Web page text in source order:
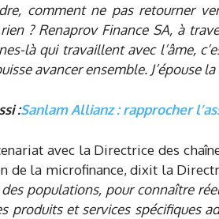
comment ne pas retourner
rien ? Renaprov Finance SA, à
là qui travaillent avec l’âme,
avancer ensemble. J’épouse
:Sanlam Allianz : rapprocher
avec la Directrice des
de la microfinance, dixit la
populations, pour connaître
produits et services spécifiques